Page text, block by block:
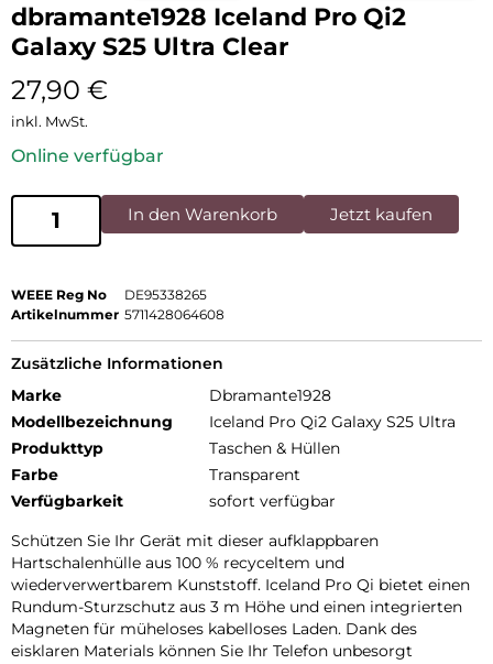
dbramante1928 Iceland Pro Qi2
Galaxy S25 Ultra Clear
27,90 €
inkl. MwSt.
Online verfügbar
In den Warenkorb Jetzt kaufen
WEEE Reg No
DE95338265
Artikelnummer 5711428064608
Zusätzliche Informationen
Marke
Dbramante1928
Modellbezeichnung
Iceland Pro Qi2 Galaxy S25 Ultra
Produkttyp
Taschen & Hüllen
Farbe
Transparent
Verfügbarkeit
sofort verfügbar
Schützen Sie Ihr Gerät mit dieser aufklappbaren
Hartschalenhülle aus 100 % recyceltem und
wiederverwertbarem Kunststoff. Iceland Pro Qi bietet einen
Rundum-Sturzschutz aus 3 m Höhe und einen integrierten
Magneten für müheloses kabelloses Laden. Dank des
eisklaren Materials können Sie Ihr Telefon unbesorgt